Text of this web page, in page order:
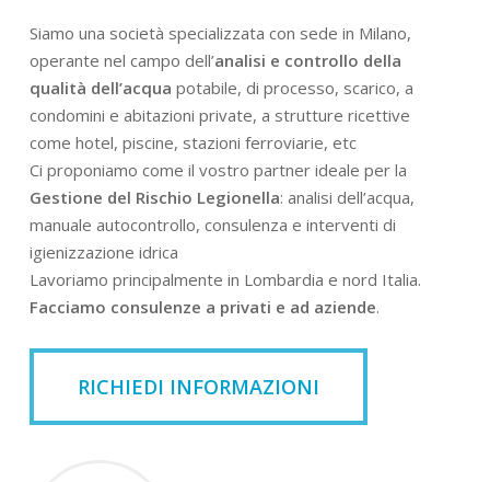
Siamo una società specializzata con sede in Milano,
operante nel campo dell’analisi e controllo della
qualità dell’acqua potabile, di processo, scarico, a
condomini e abitazioni private, a strutture ricettive
come hotel, piscine, stazioni ferroviarie, etc
Ci proponiamo come il vostro partner ideale per la
Gestione del Rischio Legionella: analisi dell’acqua,
manuale autocontrollo, consulenza e interventi di
igienizzazione idrica
Lavoriamo principalmente in Lombardia e nord Italia.
Facciamo consulenze a privati e ad aziende.
RICHIEDI INFORMAZIONI